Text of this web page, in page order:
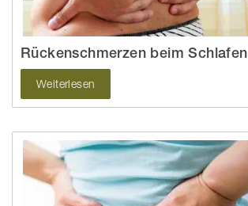
Rückenschmerzen beim Schlafen
Weiterlesen